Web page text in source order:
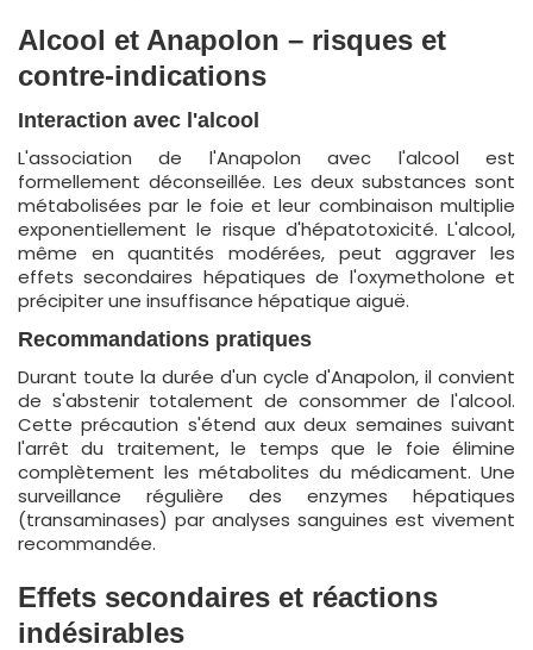
Alcool et Anapolon – risques et
contre-indications
Interaction avec l'alcool
L'association de l'Anapolon avec l'alcool est
formellement déconseillée. Les deux substances sont
métabolisées par le foie et leur combinaison multiplie
exponentiellement le risque d'hépatotoxicité. L'alcool,
même en quantités modérées, peut aggraver les
effets secondaires hépatiques de l'oxymetholone et
précipiter une insuffisance hépatique aiguë.
Recommandations pratiques
Durant toute la durée d'un cycle d'Anapolon, il convient
de s'abstenir totalement de consommer de l'alcool.
Cette précaution s'étend aux deux semaines suivant
l'arrêt du traitement, le temps que le foie élimine
complètement les métabolites du médicament. Une
surveillance régulière des enzymes hépatiques
(transaminases) par analyses sanguines est vivement
recommandée.
Effets secondaires et réactions
indésirables